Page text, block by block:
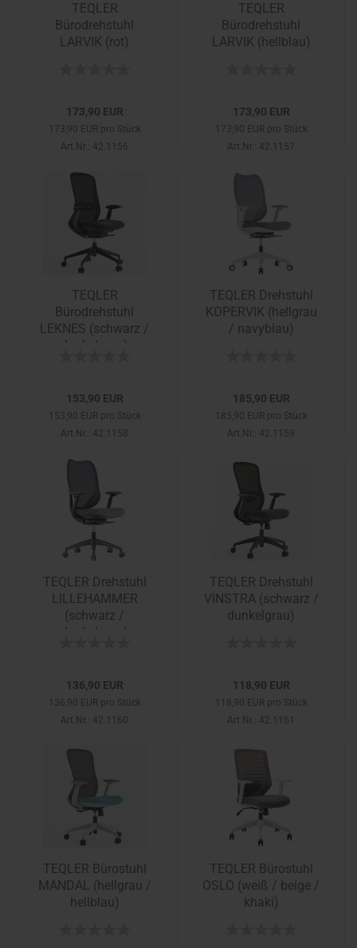
TEQLER
Bürodrehstuhl
LARVIK (rot)
173,90 EUR
173,90 EUR pro Stück
Art.Nr.: 42.1156
TEQLER
Bürodrehstuhl
LARVIK (hellblau)
173,90 EUR
173,90 EUR pro Stück
Art.Nr.: 42.1157
TEQLER
Bürodrehstuhl
LEKNES (schwarz /
dunkelgrau)
153,90 EUR
153,90 EUR pro Stück
Art.Nr.: 42.1158
TEQLER Drehstuhl
KOPERVIK (hellgrau
/ navyblau)
185,90 EUR
185,90 EUR pro Stück
Art.Nr.: 42.1159
TEQLER Drehstuhl
LILLEHAMMER
(schwarz /
dunkelgrau)
136,90 EUR
136,90 EUR pro Stück
Art.Nr.: 42.1160
TEQLER Drehstuhl
VINSTRA (schwarz /
dunkelgrau)
118,90 EUR
118,90 EUR pro Stück
Art.Nr.: 42.1161
TEQLER Bürostuhl
MANDAL (hellgrau /
hellblau)
TEQLER Bürostuhl
OSLO (weiß / beige /
khaki)